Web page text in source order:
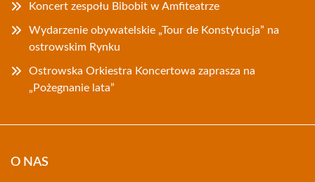
Koncert zespołu Bibobit w Amfiteatrze
Wydarzenie obywatelskie „Tour de Konstytucja” na
ostrowskim Rynku
Ostrowska Orkiestra Koncertowa zaprasza na
„Pożegnanie lata”
O NAS